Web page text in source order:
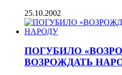
25.10.2002
ПОГУБИЛО
ВОЗРОЖДАТЬ